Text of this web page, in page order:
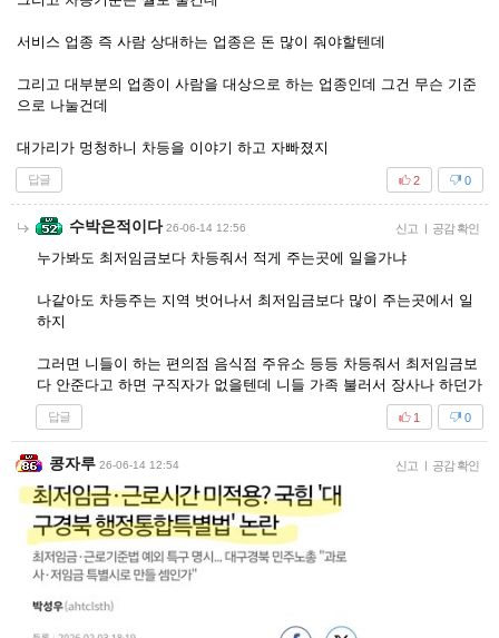
서비스 업종 즉 사람 상대하는 업종은 돈 많이 줘야할텐데
그리고 대부분의 업종이 사람을 대상으로 하는 업종인데 그건 무슨 기준
으로 나눌건데
대가리가 멍청하니 차등을 이야기 하고 자빠졌지
답글 0
2
수박은적이다 26-06-14 12:56 신고 공감 확인
누가봐도 최저임금보다 차등줘서 적게 주는곳에 일을가냐
나같아도 차등주는 지역 벗어나서 최저임금보다 많이 주는곳에서 일
하지
그러면 니들이 하는 편의점 음식점 주유소 등등 차등줘서 최저임금보
다 안준다고 하면 구직자가 없을텐데 니들 가족 불러서 장사나 하던가
답글 0
1
콩자루 26-06-14 12:54 신고 공감 확인